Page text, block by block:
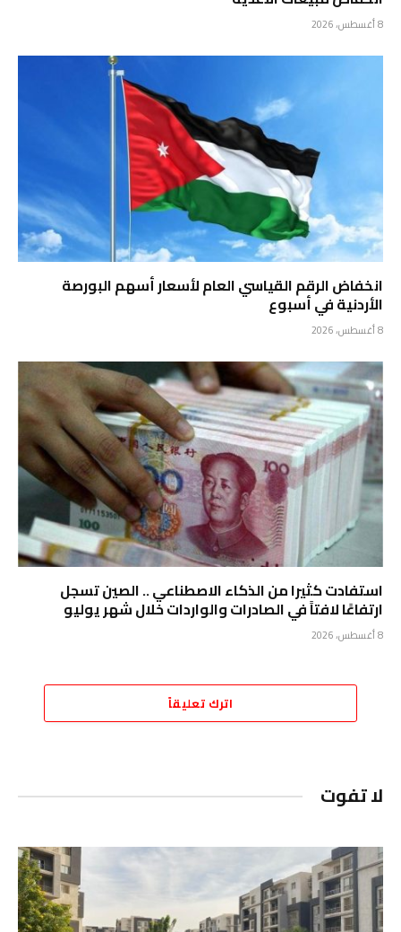
8 أغسطس، 2026
انخفاض الرقم القياسي العام لأسعار أسهم البورصة
الأردنية في أسبوع
8 أغسطس، 2026
استفادت كثيرا من الذكاء الاصطناعي .. الصين تسجل
ارتفاعًا لافتاً في الصادرات والواردات خلال شهر يوليو
8 أغسطس، 2026
اترك تعليقاً
لا تفوت